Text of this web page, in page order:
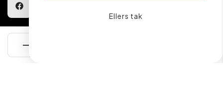
Kundeservice
Find en butik
Ellers tak